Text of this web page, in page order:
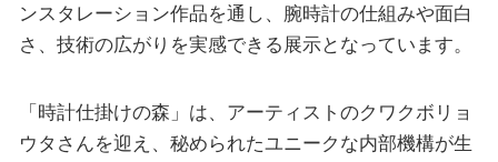
ンスタレーション作品を通し、腕時計の仕組みや面白
さ、技術の広がりを実感できる展示となっています。
「時計仕掛けの森」は、アーティストのクワクボリョ
ウタさんを迎え、秘められたユニークな内部機構が生